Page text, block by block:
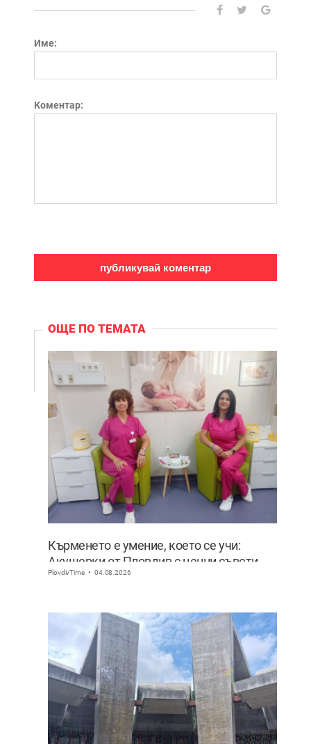
Име:
Коментар:
ОЩЕ ПО ТЕМАТА
Кърменето е умение, което се учи:
Акушерки от Пловдив с ценни съвети
към младите майки
PlovdivTime 04.08.2026